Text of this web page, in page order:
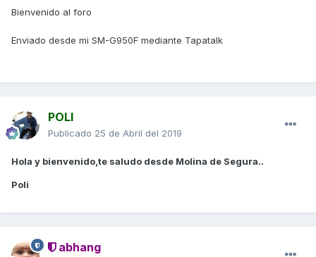
Bienvenido al foro
Enviado desde mi SM-G950F mediante Tapatalk
POLI
Publicado 25 de Abril del 2019
Hola y bienvenido,te saludo desde Molina de Segura..
Poli
abhang